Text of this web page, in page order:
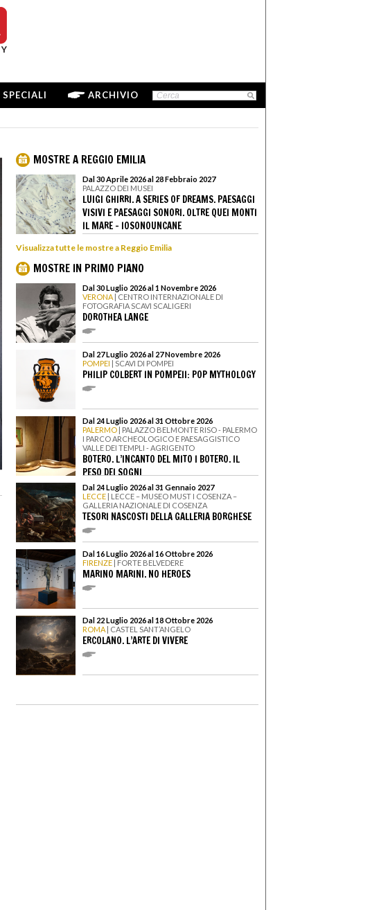
SPECIALI ARCHIVIO
MOSTRE A REGGIO EMILIA
Dal 30 Aprile 2026 al 28 Febbraio 2027
PALAZZO DEI MUSEI
LUIGI GHIRRI. A SERIES OF DREAMS. PAESAGGI
VISIVI E PAESAGGI SONORI. OLTRE QUEI MONTI
IL MARE - IOSONOUNCANE
Visualizza tutte le mostre a Reggio Emilia
MOSTRE IN PRIMO PIANO
Dal 30 Luglio 2026 al 1 Novembre 2026
VERONA | CENTRO INTERNAZIONALE DI
FOTOGRAFIA SCAVI SCALIGERI
DOROTHEA LANGE
Dal 27 Luglio 2026 al 27 Novembre 2026
POMPEI | SCAVI DI POMPEI
PHILIP COLBERT IN POMPEII: POP MYTHOLOGY
Dal 24 Luglio 2026 al 31 Ottobre 2026
PALERMO | PALAZZO BELMONTE RISO - PALERMO
I PARCO ARCHEOLOGICO E PAESAGGISTICO
VALLE DEI TEMPLI - AGRIGENTO
BOTERO. L’INCANTO DEL MITO I BOTERO. IL
PESO DEI SOGNI
Dal 24 Luglio 2026 al 31 Gennaio 2027
LECCE | LECCE – MUSEO MUST I COSENZA –
GALLERIA NAZIONALE DI COSENZA
TESORI NASCOSTI DELLA GALLERIA BORGHESE
Dal 16 Luglio 2026 al 16 Ottobre 2026
FIRENZE | FORTE BELVEDERE
MARINO MARINI. NO HEROES
Dal 22 Luglio 2026 al 18 Ottobre 2026
ROMA | CASTEL SANT’ANGELO
ERCOLANO. L’ARTE DI VIVERE